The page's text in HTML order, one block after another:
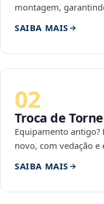
montagem,
SAIBA MAIS
02
Troca de
Equipamento
novo, com vedação e
SAIBA MAIS